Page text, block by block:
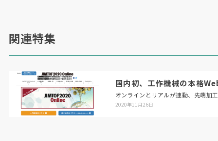
関連特集
国内初、工作機械の本格
オンラインとリアルが連動、先端加
2020年11月26日